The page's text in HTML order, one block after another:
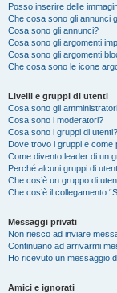
Posso inserire delle
Che cosa sono gli annunci
Cosa sono gli annunci?
Cosa sono gli argomenti
Cosa sono gli argomenti
Che cosa sono le icone
Livelli e gruppi di utenti
Cosa sono gli
Cosa sono i moderatori?
Cosa sono i gruppi di utenti?
Dove trovo i gruppi e
Come divento leader di un
Perché alcuni gruppi di
Che cos’è un gruppo di
Che cos’è il collegamento
Messaggi privati
Non riesco ad inviare
Continuano ad arrivarmi
Ho ricevuto un messaggio
Amici e ignorati